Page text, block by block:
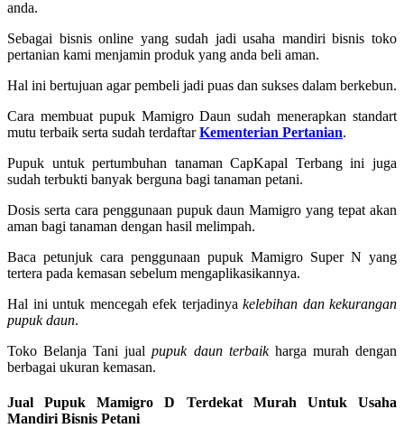
anda.
Sebagai bisnis online yang sudah jadi usaha mandiri bisnis toko
pertanian kami menjamin produk yang anda beli aman.
Hal ini bertujuan agar pembeli jadi puas dan sukses dalam berkebun.
Cara membuat pupuk Mamigro Daun sudah menerapkan standart
mutu terbaik serta sudah terdaftarKementerian Pertanian.
Pupuk untuk pertumbuhan tanaman CapKapal Terbang ini juga
sudah terbukti banyak berguna bagi tanaman petani.
Dosis serta cara penggunaan pupuk daun Mamigro yang tepat akan
aman bagi tanaman dengan hasil melimpah.
Baca petunjuk cara penggunaan pupuk Mamigro Super N yang
tertera pada kemasan sebelum mengaplikasikannya.
Hal ini untuk mencegah efek terjadinya kelebihan dan kekurangan
pupuk daun.
Toko Belanja Tani jualpupuk daun terbaikharga murah dengan
berbagai ukuran kemasan.
Jual Pupuk Mamigro D Terdekat Murah Untuk Usaha
Mandiri Bisnis Petani